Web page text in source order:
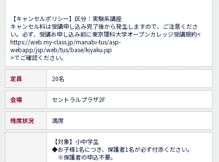
【キャンセルポリシー】区分：実験系講座
キャンセル料は受講申し込み完了後から発生しますので、ご注意くださ
い。必ず、受講お申し込み前に東京理科大学オープンカレッジ受講規約<
https://web.my-class.jp/manabi-tus/asp-
webapp/jsp/web/tus/base/kiyaku.jsp
>でご確認ください。
定員 20名
会場 セントラルプラザ2F
残席状況 満席
【対象】小中学生
◆お子様1名につき、保護者1名が必ず付添ください。
※保護者の申込不要。